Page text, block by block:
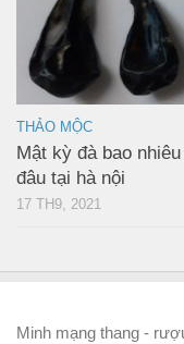
THẢO MỘC
Mật kỳ đà bao
đâu tại hà nội
17 TH9, 2021
Minh mạng thang -